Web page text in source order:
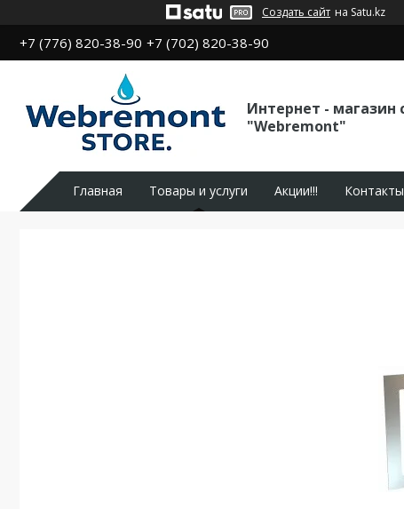
Создать сайт на Satu.kz
+7 (776) 820-38-90 +7 (702) 820-38-90
Интернет - магазин
"Webremont"
Главная Товары и услуги Акции!!! Контакты